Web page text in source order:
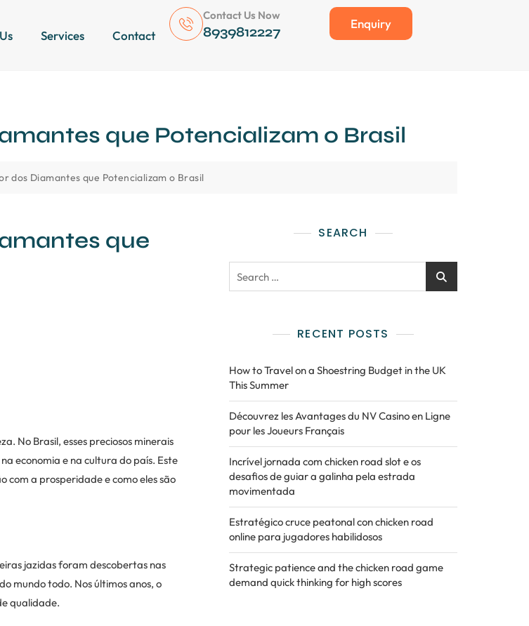
Services Contact
Contact Us Now
8939812227 Enquiry
que Potencializam o Brasil
dos Diamantes que Potencializam o Brasil
que
No Brasil, esses preciosos minerais
economia e na cultura do país. Este
com a prosperidade e como eles são
jazidas foram descobertas nas
mundo todo. Nos últimos anos, o
qualidade.
SEARCH
RECENT POSTS
How to Travel on a Shoestring Budget in the UK
This Summer
Découvrez les Avantages du NV Casino en Ligne
pour les Joueurs Français
Incrível jornada com chicken road slot e os
desafios de guiar a galinha pela estrada
movimentada
Estratégico cruce peatonal con chicken road
online para jugadores habilidosos
Strategic patience and the chicken road game
demand quick thinking for high scores